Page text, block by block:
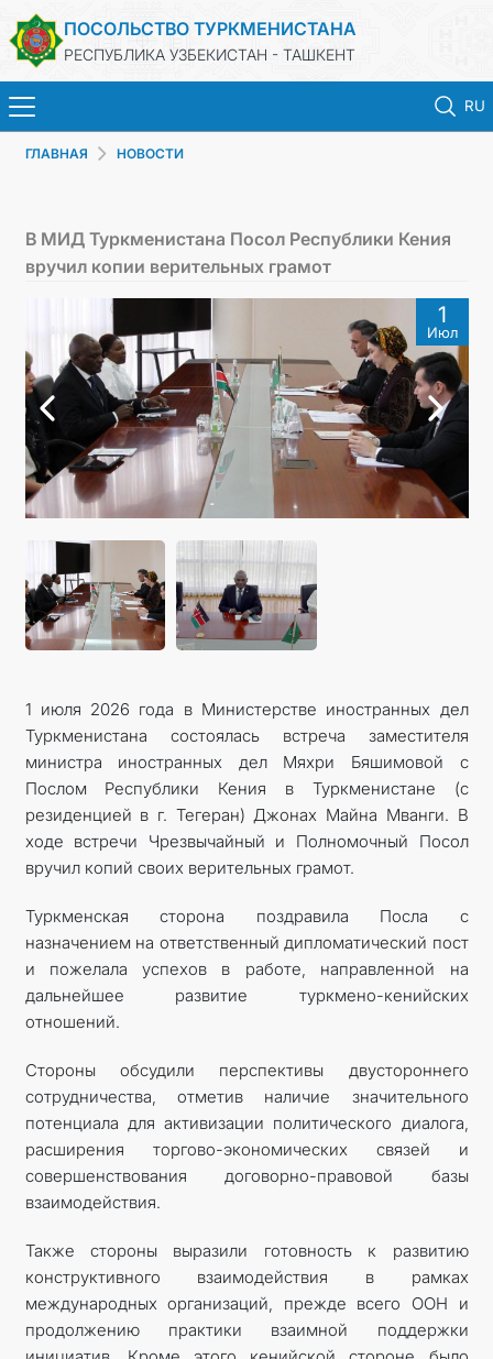
ПОСОЛЬСТВО ТУРКМЕНИСТАНА
РЕСПУБЛИКА УЗБЕКИСТАН - ТАШКЕНТ
RU
ТУРКМЕНИСТАН
КОНСУЛЬСКИЕ УСЛУГИ
МИД
КОНТАКТНЫЕ ДАННЫЕ
ГЛАВНАЯ НОВОСТИ
В МИД Туркменистана Посол Республики Кения
вручил копии верительных грамот
1
Июл
1 июля 2026 года в Министерстве иностранных дел
Туркменистана состоялась встреча заместителя
министра иностранных дел Мяхри Бяшимовой с
Послом Республики Кения в Туркменистане (с
резиденцией в г. Тегеран) Джонах Майна Мванги. В
ходе встречи Чрезвычайный и Полномочный Посол
вручил копий своих верительных грамот.
Туркменская сторона поздравила Посла с
назначением на ответственный дипломатический пост
и пожелала успехов в работе, направленной на
дальнейшее развитие туркмено-кенийских
отношений.
Стороны обсудили перспективы двустороннего
сотрудничества, отметив наличие значительного
потенциала для активизации политического диалога,
расширения торгово-экономических связей и
совершенствования договорно-правовой базы
взаимодействия.
Также стороны выразили готовность к развитию
конструктивного взаимодействия в рамках
международных организаций, прежде всего ООН и
продолжению практики взаимной поддержки